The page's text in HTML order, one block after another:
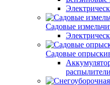
Садовые
Садовые
распылители